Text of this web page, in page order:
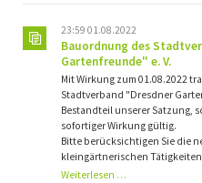
23:59 01.08.2022
Bauordnung des
Gartenfreunde" e. V.
Mit Wirkung zum 01.08.2022
Stadtverband "Dresdner
Bestandteil unserer Satzung,
sofortiger Wirkung gültig.
Bitte berücksichtigen Sie die
kleingärtnerischen
Weiterlesen …Bauordnung